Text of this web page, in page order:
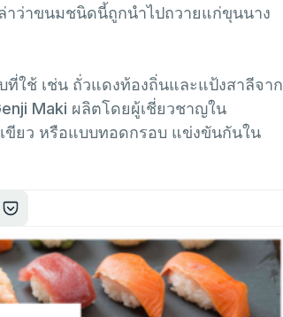
าว่าขนมชนิดนี้ถูกนำไปถวายแก่ขุนนาง
ใช้ เช่น ถั่วแดงท้องถิ่นและแป้งสาลีจาก
Maki ผลิตโดยผู้เชี่ยวชาญใน
ขียว หรือแบบทอดกรอบ แข่งขันกันใน